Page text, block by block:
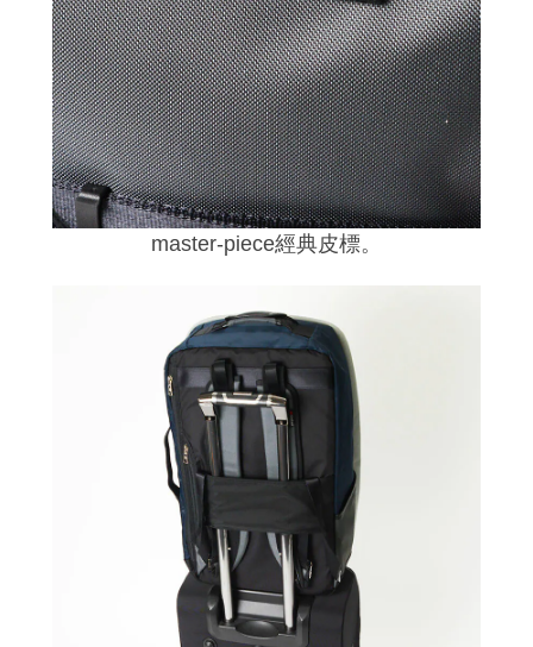
master-piece經典皮標。